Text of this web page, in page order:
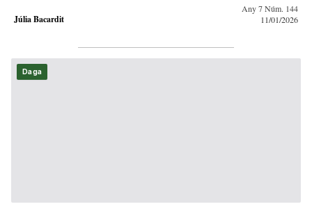
Júlia Bacardit
Any 7 Núm. 144
11/01/2026
Daga